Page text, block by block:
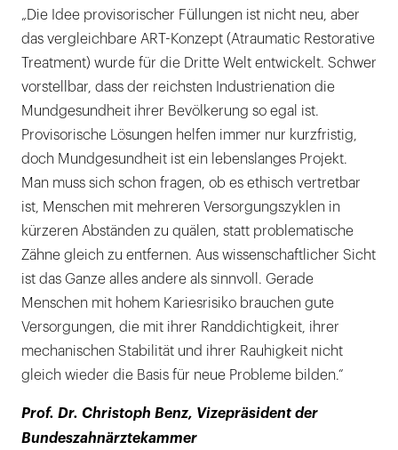
„Die Idee provisorischer Füllungen ist nicht neu, aber
das vergleichbare ART-Konzept (Atraumatic Restorative
Treatment) wurde für die Dritte Welt entwickelt. Schwer
vorstellbar, dass der reichsten Industrienation die
Mundgesundheit ihrer Bevölkerung so egal ist.
Provisorische Lösungen helfen immer nur kurzfristig,
doch Mundgesundheit ist ein lebenslanges Projekt.
Man muss sich schon fragen, ob es ethisch vertretbar
ist, Menschen mit mehreren Versorgungszyklen in
kürzeren Abständen zu quälen, statt problematische
Zähne gleich zu entfernen. Aus wissenschaftlicher Sicht
ist das Ganze alles andere als sinnvoll. Gerade
Menschen mit hohem Kariesrisiko brauchen gute
Versorgungen, die mit ihrer Randdichtigkeit, ihrer
mechanischen Stabilität und ihrer Rauhigkeit nicht
gleich wieder die Basis für neue Probleme bilden.“
Prof. Dr. Christoph Benz, Vizepräsident der
Bundeszahnärztekammer